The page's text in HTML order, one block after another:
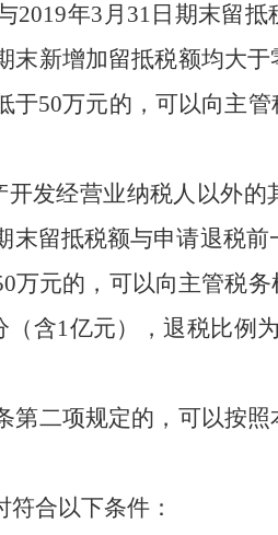
2019年3 月 31 日期末留抵
末新增加留抵税额均大
于50万元的，可以向主
开发经营业纳税人以外
末留抵税额与申请退税
万元的，可以向主管税
（含1亿元），退税比例为
二项规定的，可以按照
合以下条件：